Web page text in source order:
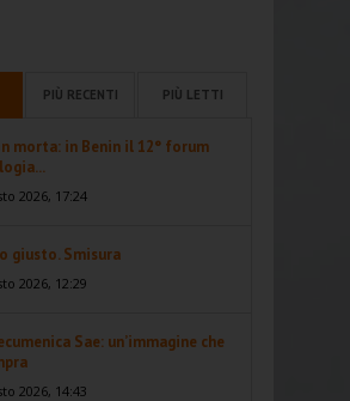
PIÙ RECENTI PIÙ LETTI
morta: in Benin il 12° forum
2026, 17:24
giusto. Smisura
2026, 12:29
Sae: un’immagine che
2026, 14:43